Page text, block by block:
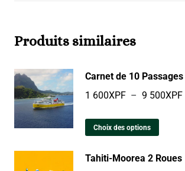
Produits similaires
Carnet de 10 Passages
1 600XPF – 9 500XPF
Choix des options
Tahiti-Moorea 2 Roues